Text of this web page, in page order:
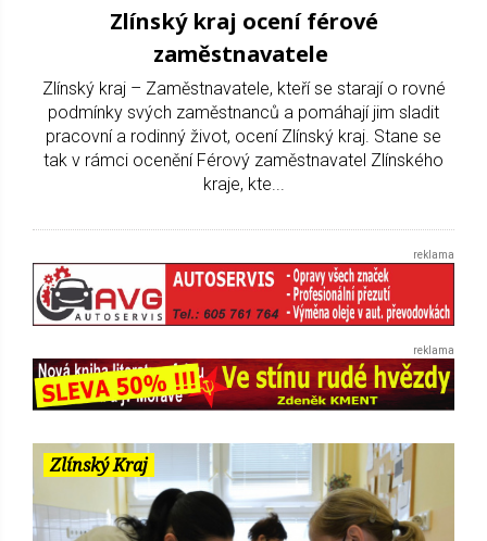
Zlínský kraj ocení férové
zaměstnavatele
Zlínský kraj – Zaměstnavatele, kteří se starají o rovné
podmínky svých zaměstnanců a pomáhají jim sladit
pracovní a rodinný život, ocení Zlínský kraj. Stane se
tak v rámci ocenění Férový zaměstnavatel Zlínského
kraje, kte...
Zlínský Kraj